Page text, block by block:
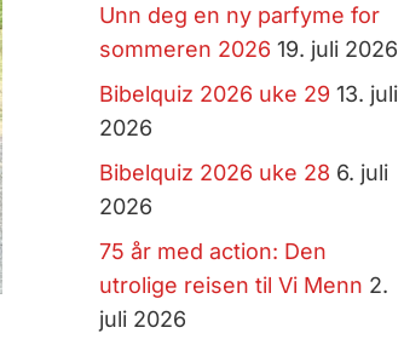
Unn deg en ny parfyme for
sommeren 2026 19. juli 2026
Bibelquiz 2026 uke 29 13. juli
2026
Bibelquiz 2026 uke 28 6. juli
2026
75 år med action: Den
utrolige reisen til Vi Menn 2.
juli 2026